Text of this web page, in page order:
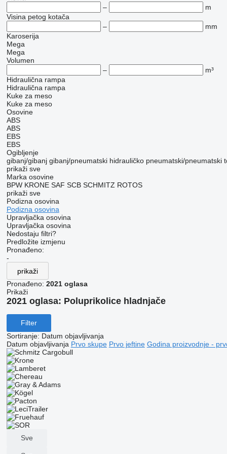
–
m
Visina petog kotača
–
mm
Karoserija
Mega
Mega
Volumen
–
m³
Hidraulična rampa
Hidraulična rampa
Kuke za meso
Kuke za meso
Osovine
ABS
ABS
EBS
EBS
Ogibljenje
gibanj/gibanj gibanj/pneumatski hidrauličko pneumatski/pneumatski
prikaži sve
Marka osovine
BPW KRONE SAF SCB SCHMITZ ROTOS
prikaži sve
Podizna osovina
Podizna osovina
Upravljačka osovina
Upravljačka osovina
Nedostaju filtri?
Predložite izmjenu
Pronađeno:
-
prikaži
Pronađeno: 2021 oglasa
Prikaži
2021 oglasa: Poluprikolice hladnjače
Filter
Sortiranje: Datum objavljivanja
Datum objavljivanja Prvo skupe Prvo jeftine Godina proizvodnje -
Sve